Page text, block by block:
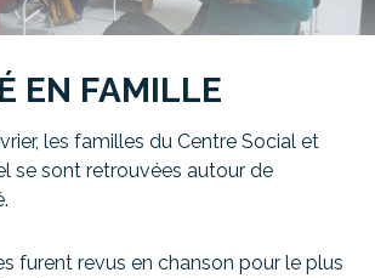
EN FAMILLE
les familles du Centre Social et
se sont retrouvées autour de
furent revus en chanson pour le plus